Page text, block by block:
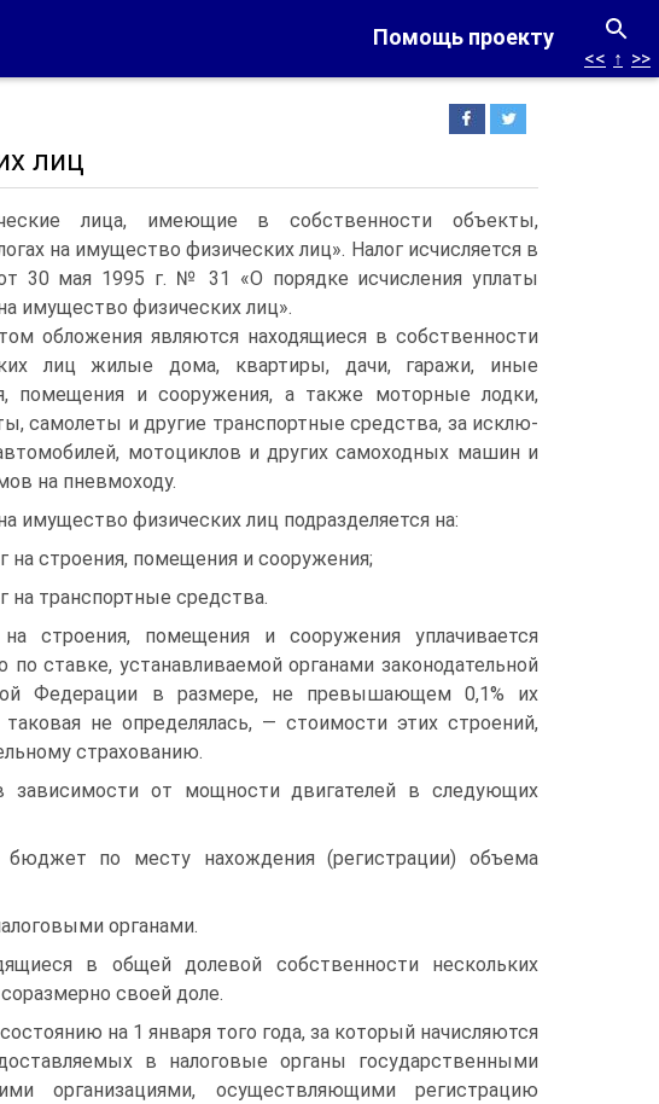
Помощь проекту
<< ↑ >>
лиц
лица, имеющие в собственности объекты,
на имущество физических лиц». Налог исчисляется в
30 мая 1995 г. № 31 «О порядке исчисления упла­ты
имущество физических лиц».
обложения являются находящиеся в собственности
лиц жилые дома, квартиры, дачи, гаражи, иные
помещения и сооружения, а также моторные лодки,
самолеты и другие транспортные средства, за исклю­
мотоциклов и других самоходных машин и
на пневмоходу.
имущество физических лиц подразделяется на:
на строения, помещения и сооружения;
на транспортные средства.
на строения, помещения и сооружения уплачивается
по ставке, устанавливаемой органами законодательной
Федерации в размере, не превышающем 0,1% их
не определялась, — стоимости этих строений,
страхованию.
зависимости от мощности двигателей в следующих
по мес­ту нахождения (регистрации) объема
органами.
в общей долевой собственности нескольких
своей доле.
на 1 января того года, за который начисляются
в налоговые ор­ганы государственными
организациями, осуществляющими регистрацию